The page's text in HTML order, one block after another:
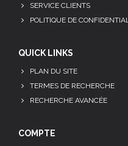
SERVICE CLIENTS
POLITIQUE DE
QUICK LINKS
PLAN DU SITE
TERMES DE RECHERCHE
RECHERCHE AVANCÉE
COMPTE